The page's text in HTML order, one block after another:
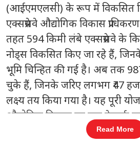
(आईएमएलसी) के रूप में विकसित
एक्सप्रेसवे औद्योगिक विकास
तहत 594 किमी लंबे एक्सप्रेसवे के
नोड्स विकसित किए जा रहे हैं,
भूमि चिन्हित की गई है। अब तक 987
चुके हैं, जिनके जरिए लगभग ₹47
लक्ष्य तय किया गया है। यह पूरी
औद्योगिक विकास का नया नेटवर्क
594 किमी एक्सप्रेसवे, 12 नोड्स
Read More